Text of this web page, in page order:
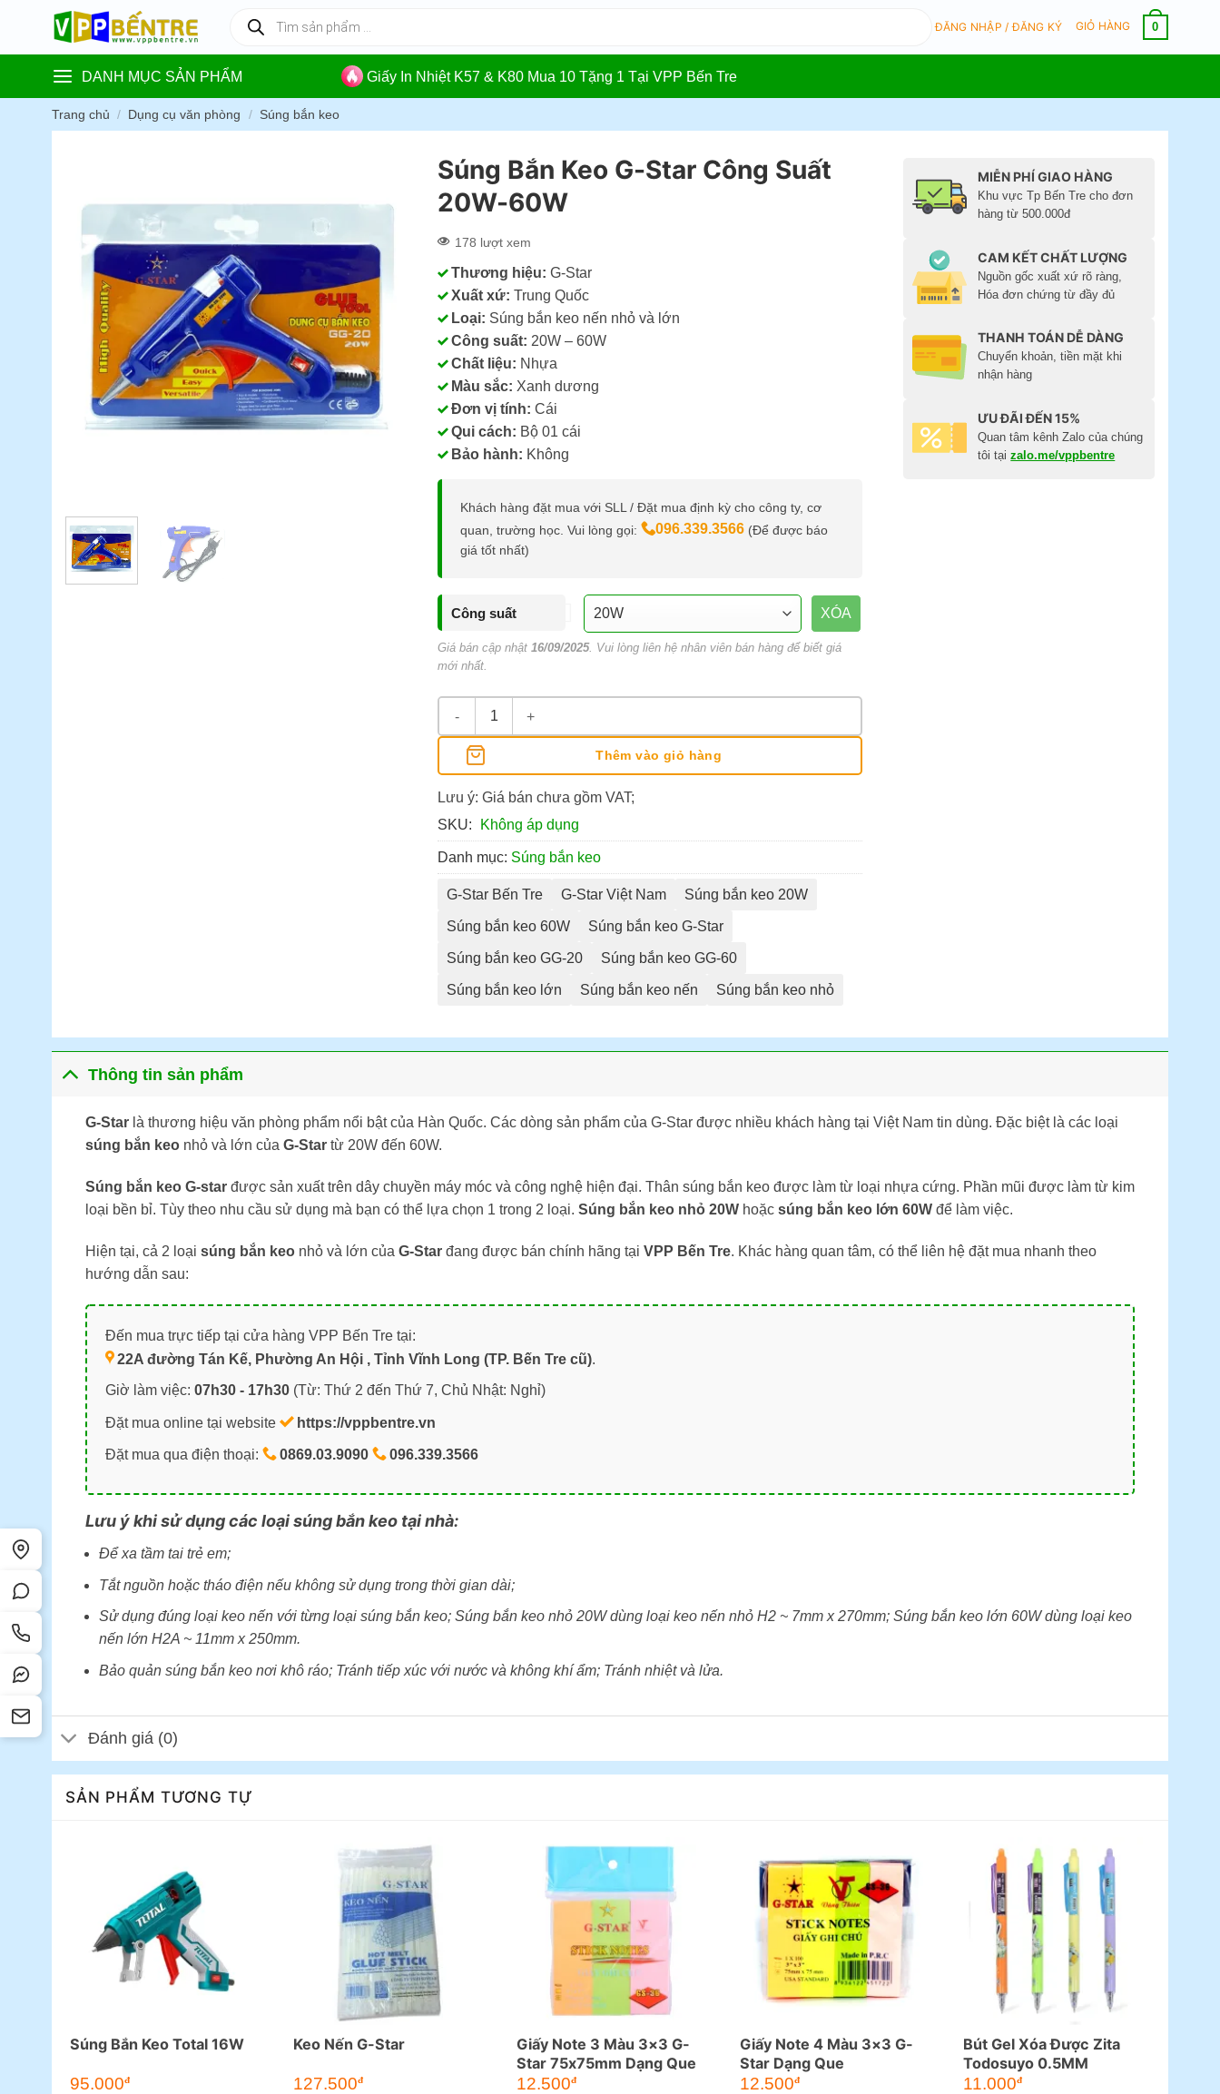
content
kiếm
phẩm
ĐĂNG NHẬP / ĐĂNG KÝ GIỎ HÀNG 0
DANH MỤC SẢN PHẨM Giấy In Nhiệt K57 & K80 Mua 10 Tặng 1 Tại VPP Bến Tre
Trang chủ / Dụng cụ văn phòng / Súng bắn keo
Súng Bắn Keo G-Star Công Suất
20W-60W
178 lượt xem
Thương hiệu: G-Star
Xuất xứ: Trung Quốc
Loại: Súng bắn keo nến nhỏ và lớn
Công suất: 20W – 60W
Chất liệu: Nhựa
Màu sắc: Xanh dương
Đơn vị tính: Cái
Qui cách: Bộ 01 cái
Bảo hành: Không
Khách hàng đặt mua với SLL / Đặt mua định kỳ cho công ty, cơ
quan, trường học. Vui lòng gọi:
096.339.3566 (Để được báo
giá tốt nhất)
Công suất XÓA
Giá bán cập nhật 16/09/2025. Vui lòng liên hệ nhân viên bán hàng để biết giá
mới nhất.
Súng Bắn Keo G-Star Công Suất 20W-60W số lượng
Thêm vào giỏ hàng
Lưu ý: Giá bán chưa gồm VAT;
SKU:
Không áp dụng
Danh mục: Súng bắn keo
G-Star Bến Tre G-Star Việt Nam Súng bắn keo 20W
Súng bắn keo 60W Súng bắn keo G-Star
Súng bắn keo GG-20 Súng bắn keo GG-60
Súng bắn keo lớn Súng bắn keo nến Súng bắn keo nhỏ
MIỄN PHÍ GIAO HÀNG
Khu vực Tp Bến Tre cho đơn
hàng từ 500.000đ
CAM KẾT CHẤT LƯỢNG
Nguồn gốc xuất xứ rõ ràng,
Hóa đơn chứng từ đầy đủ
THANH TOÁN DỄ DÀNG
Chuyển khoản, tiền mặt khi
nhận hàng
ƯU ĐÃI ĐẾN 15%
Quan tâm kênh Zalo của chúng
tôi tạizalo.me/vppbentre
Thông tin sản phẩm
G-Star là thương hiệu văn phòng phẩm nổi bật của Hàn Quốc. Các dòng sản phẩm của G-Star được nhiều khách hàng tại Việt Nam tin dùng. Đặc biệt là các loại
súng bắn keo nhỏ và lớn của G-Startừ 20W đến 60W.
Súng bắn keo G-star được sản xuất trên dây chuyền máy móc và công nghệ hiện đại. Thân súng bắn keo được làm từ loại nhựa cứng. Phần mũi được làm từ kim
loại bền bỉ. Tùy theo nhu cầu sử dụng mà bạn có thể lựa chọn 1 trong 2 loại. Súng bắn keo nhỏ 20Whoặc súng bắn keo lớn 60Wđể làm việc.
Hiện tại, cả 2 loại súng bắn keonhỏ và lớn của G-Star đang được bán chính hãng tại VPP Bến Tre. Khác hàng quan tâm, có thể liên hệ đặt mua nhanh theo
hướng dẫn sau:
Đến mua trực tiếp tại cửa hàng VPP Bến Tre tại:
22A đường Tán Kế, Phường An Hội , Tỉnh Vĩnh Long (TP. Bến Tre cũ).
Giờ làm việc: 07h30 - 17h30(Từ: Thứ 2 đến Thứ 7, Chủ Nhật: Nghỉ)
Đặt mua online tại website https://vppbentre.vn
Đặt mua qua điện thoại: 0869.03.9090 096.339.3566
Lưu ý khi sử dụng các loại súng bắn keo tại nhà:
Để xa tầm tai trẻ em;
Tắt nguồn hoặc tháo điện nếu không sử dụng trong thời gian dài;
Sử dụng đúng loại keo nến với từng loại súng bắn keo; Súng bắn keo nhỏ 20W dùng loại keo nến nhỏ H2 ~ 7mm x 270mm; Súng bắn keo lớn 60W dùng loại keo
nến lớn H2A ~ 11mm x 250mm.
Bảo quản súng bắn keo nơi khô ráo; Tránh tiếp xúc với nước và không khí ẩm; Tránh nhiệt và lửa.
Đánh giá (0)
SẢN PHẨM TƯƠNG TỰ
Súng Bắn Keo Total 16W
95.000đ
Keo Nến G-Star
127.500đ
Giấy Note 3 Màu 3×3 G-
Star 75x75mm Dạng Que
12.500đ
Giấy Note 4 Màu 3×3 G-
Star Dạng Que
12.500đ
Bút Gel Xóa Được Zita
Todosuyo 0.5MM
11.000đ